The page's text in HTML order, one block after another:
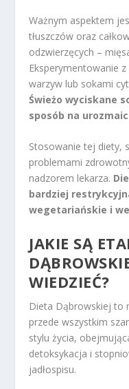
Ważnym aspektem
tłuszczów oraz
odzwierzęcych –
Eksperymentowanie
warzyw lub sokami
Świeżo wyciskane
sposób na
Stosowanie tej diety,
problemami
nadzorem lekarza.
bardziej
wegetariańskie i
JAKIE SĄ
WIEDZIEĆ?
Dieta Dąbrowskiej to
przede wszystkim
stylu życia,
detoksykacja i
jadłospisu.